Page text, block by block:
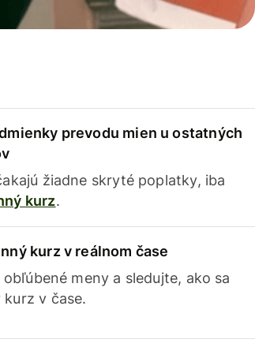
prevodu mien u ostatných
žiadne skryté poplatky, iba
kurz.
kurz v reálnom čase
meny a sledujte, ako sa
v čase.